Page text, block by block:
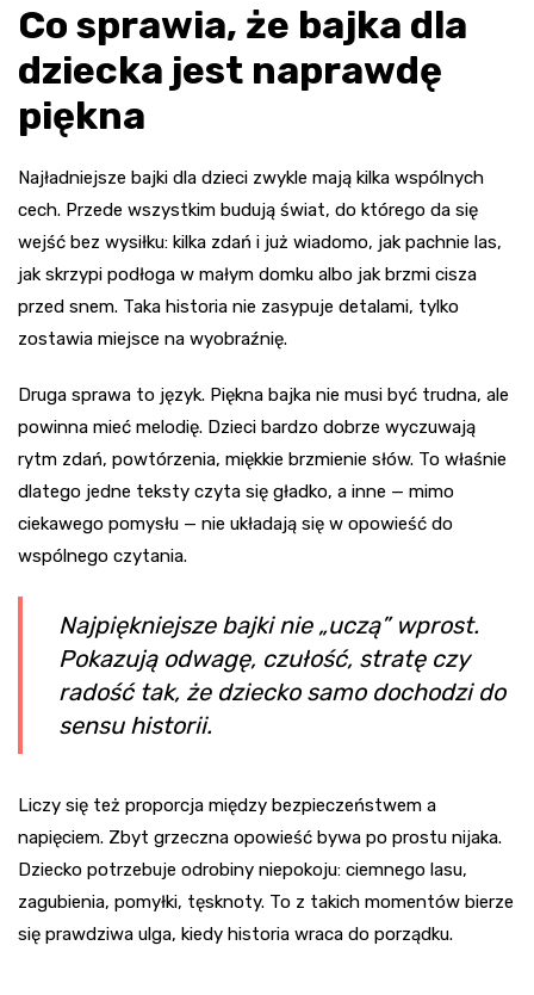
Co sprawia, że bajka dla
dziecka jest naprawdę
piękna
Najładniejsze bajki dla dzieci zwykle mają kilka wspólnych
cech. Przede wszystkim budują świat, do którego da się
wejść bez wysiłku: kilka zdań i już wiadomo, jak pachnie las,
jak skrzypi podłoga w małym domku albo jak brzmi cisza
przed snem. Taka historia nie zasypuje detalami, tylko
zostawia miejsce na wyobraźnię.
Druga sprawa to język. Piękna bajka nie musi być trudna, ale
powinna mieć melodię. Dzieci bardzo dobrze wyczuwają
rytm zdań, powtórzenia, miękkie brzmienie słów. To właśnie
dlatego jedne teksty czyta się gładko, a inne — mimo
ciekawego pomysłu — nie układają się w opowieść do
wspólnego czytania.
Najpiękniejsze bajki nie „uczą” wprost.
Pokazują odwagę, czułość, stratę czy
radość tak, że dziecko samo dochodzi do
sensu historii.
Liczy się też proporcja między bezpieczeństwem a
napięciem. Zbyt grzeczna opowieść bywa po prostu nijaka.
Dziecko potrzebuje odrobiny niepokoju: ciemnego lasu,
zagubienia, pomyłki, tęsknoty. To z takich momentów bierze
się prawdziwa ulga, kiedy historia wraca do porządku.